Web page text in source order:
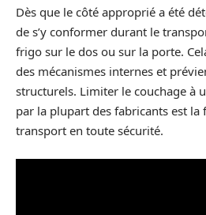
Dès que le côté approprié a été
de s’y conformer durant le
frigo sur le dos ou sur la porte.
des mécanismes internes et
structurels. Limiter le couchage à
par la plupart des fabricants est la
transport en toute sécurité.